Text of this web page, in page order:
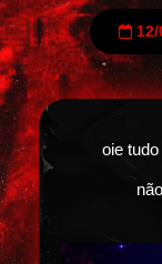
12/
oie